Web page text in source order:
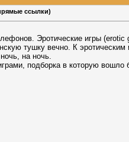
ссылки)
Эротические игры
тушку вечно. К эротическим
на ночь.
подборка в которую вошло